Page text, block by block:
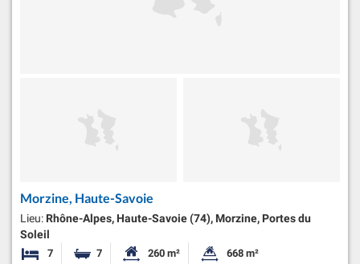
Morzine, Haute-Savoie
Lieu: Rhône-Alpes, Haute-Savoie (74), Morzine, Portes du
Soleil
7 Chambres
7 Salles de bainsSurface habitable:
260 m² Superficie du terrain:
668 m²